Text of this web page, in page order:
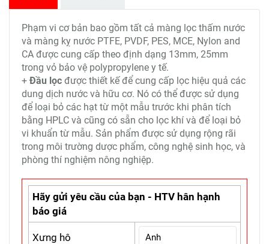
Phạm vi cơ bản bao gồm tất cả màng lọc thấm nước
và màng kỵ nước PTFE, PVDF, PES, MCE, Nylon and
CA được cung cấp theo định dạng 13mm, 25mm
trong vỏ bảo vệ polypropylene y tế.
+Đầu lọc được thiết kế để cung cấp lọc hiệu quả các
dung dịch nước và hữu cơ. Nó có thể được sử dụng
để loại bỏ các hạt từ một mẫu trước khi phân tích
bằng HPLC và cũng có sẵn cho lọc khí và để loại bỏ
vi khuẩn từ mẫu. Sản phẩm được sử dụng rộng rãi
trong môi trường dược phẩm, công nghệ sinh học, và
phòng thí nghiệm nông nghiệp.
Hãy gửi yêu cầu của bạn - HTV hân hạnh
báo giá
Xưng hô